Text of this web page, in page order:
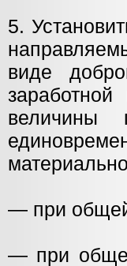
5.
виде
величины
— при
— при